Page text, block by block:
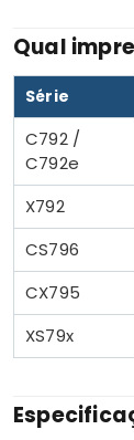
Qual
Série
C792 /
C792e
X792
CS796
CX795
XS79x